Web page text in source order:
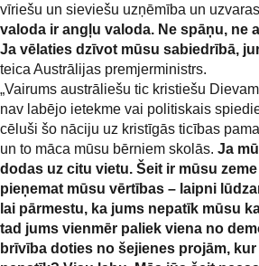
vīriešu un sieviešu uzņēmība un
valoda ir angļu valoda. Ne spāņu, ne
Ja vēlaties dzīvot mūsu sabiedrībā,
teica Austrālijas premjerministrs.
„Vairums austrāliešu tic kristiešu
nav labējo ietekme vai politiskais
cēluši šo nāciju uz kristīgās ticības
un to māca mūsu bērniem skolās. Ja
dodas uz citu vietu. Šeit ir mūsu
pieņemat mūsu vērtības – laipni
lai pārmestu, ka jums nepatīk mūsu
tad jums vienmēr paliek viena no
brīvība doties no šejienes projām,